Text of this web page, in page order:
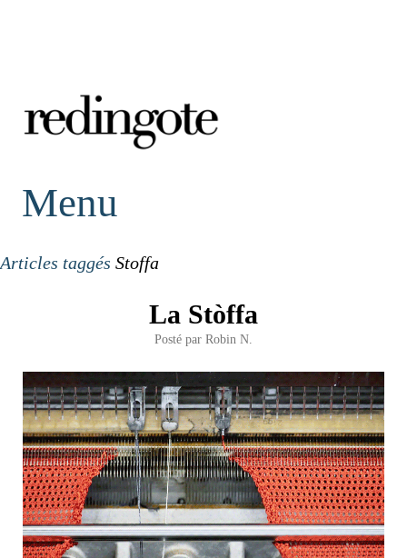
redingote.
Menu
Articles taggés Stoffa
La Stòffa
Posté par Robin N.